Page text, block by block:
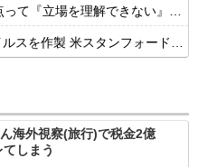
『立場を理解できない』だよな
製 米スタンフォード大学が成果発表
海外視察(旅行)で税金2億
しまう